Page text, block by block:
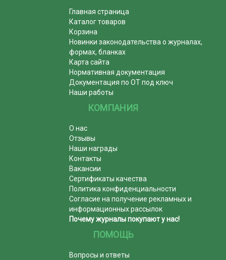
Главная страница
Каталог товаров
Корзина
Новинки законодательства о журналах,
формах, бланках
Карта сайта
Нормативная документация
Документация по ОТ под ключ
Наши работы
КОМПАНИЯ
О нас
Отзывы
Наши награды
Контакты
Вакансии
Сертификаты качества
Политика конфиденциальности
Согласие на получение рекламных и
информационных рассылок
Почему журналы покупают у нас!
ПОМОЩЬ
Вопросы и ответы